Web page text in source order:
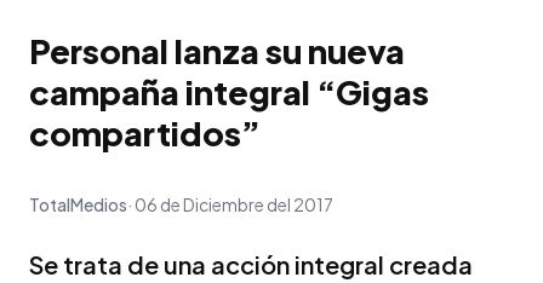
Personal lanza su nueva
campaña integral “Gigas
compartidos”
TotalMedios 06 de Diciembre del 2017
Se trata de una acción integral creada